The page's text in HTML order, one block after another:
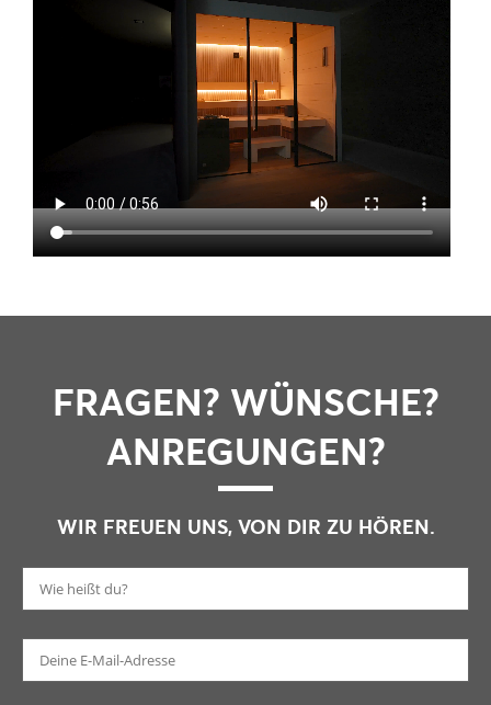
FRAGEN? WÜNSCHE?
ANREGUNGEN?
WIR FREUEN UNS, VON DIR ZU HÖREN.